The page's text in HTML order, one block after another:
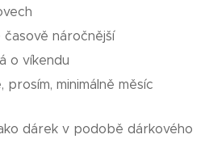
náročnější
o víkendu
minimálně měsíc
dárek v podobě dárkového